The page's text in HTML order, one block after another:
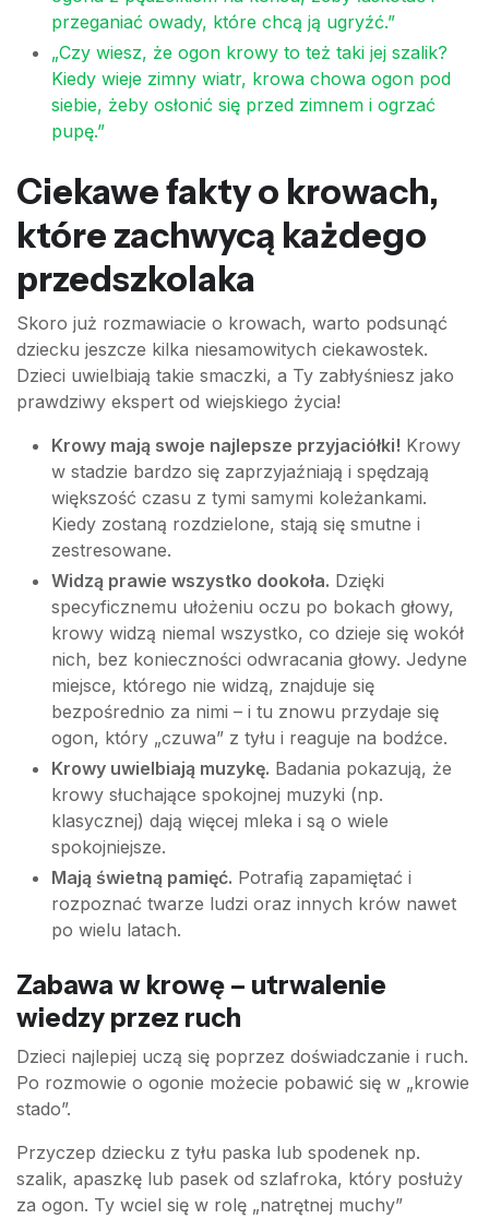
przeganiać owady, które chcą ją ugryźć.”
„Czy wiesz, że ogon krowy to też taki jej szalik?
Kiedy wieje zimny wiatr, krowa chowa ogon pod
siebie, żeby osłonić się przed zimnem i ogrzać
pupę.”
Ciekawe fakty o krowach,
które zachwycą każdego
przedszkolaka
Skoro już rozmawiacie o krowach, warto podsunąć
dziecku jeszcze kilka niesamowitych ciekawostek.
Dzieci uwielbiają takie smaczki, a Ty zabłyśniesz jako
prawdziwy ekspert od wiejskiego życia!
Krowy mają swoje najlepsze przyjaciółki! Krowy
w stadzie bardzo się zaprzyjaźniają i spędzają
większość czasu z tymi samymi koleżankami.
Kiedy zostaną rozdzielone, stają się smutne i
zestresowane.
Widzą prawie wszystko dookoła. Dzięki
specyficznemu ułożeniu oczu po bokach głowy,
krowy widzą niemal wszystko, co dzieje się wokół
nich, bez konieczności odwracania głowy. Jedyne
miejsce, którego nie widzą, znajduje się
bezpośrednio za nimi – i tu znowu przydaje się
ogon, który „czuwa” z tyłu i reaguje na bodźce.
Krowy uwielbiają muzykę. Badania pokazują, że
krowy słuchające spokojnej muzyki (np.
klasycznej) dają więcej mleka i są o wiele
spokojniejsze.
Mają świetną pamięć. Potrafią zapamiętać i
rozpoznać twarze ludzi oraz innych krów nawet
po wielu latach.
Zabawa w krowę – utrwalenie
wiedzy przez ruch
Dzieci najlepiej uczą się poprzez doświadczanie i ruch.
Po rozmowie o ogonie możecie pobawić się w „krowie
stado”.
Przyczep dziecku z tyłu paska lub spodenek np.
szalik, apaszkę lub pasek od szlafroka, który posłuży
za ogon. Ty wciel się w rolę „natrętnej muchy”